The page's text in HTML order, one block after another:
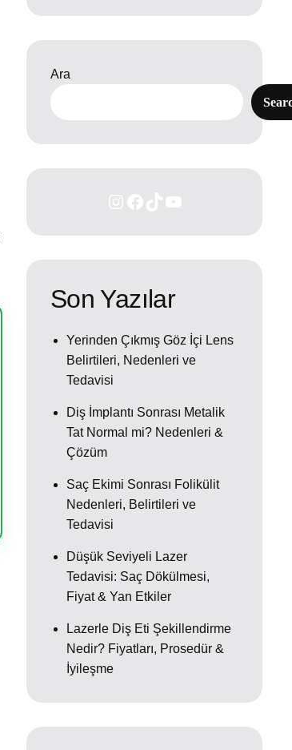
Ara
Son Yazılar
Yerinden Çıkmış Göz İçi Lens
Belirtileri, Nedenleri ve
Tedavisi
Diş İmplantı Sonrası Metalik
Tat Normal mi? Nedenleri &
Çözüm
Saç Ekimi Sonrası Folikülit
Nedenleri, Belirtileri ve
Tedavisi
Düşük Seviyeli Lazer
Tedavisi: Saç Dökülmesi,
Fiyat & Yan Etkiler
Lazerle Diş Eti Şekillendirme
Nedir? Fiyatları, Prosedür &
İyileşme